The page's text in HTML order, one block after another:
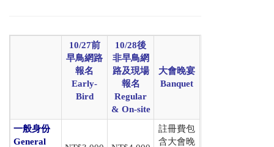
10/27前
早鳥網路
報名
Early-
Bird
10/28後
非早鳥網
路及現場
報名
Regular
& On-site
大會晚宴
Banquet
一般身份
General
註冊費包
含大會晚